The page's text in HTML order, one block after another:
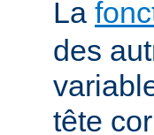
La
des
tête